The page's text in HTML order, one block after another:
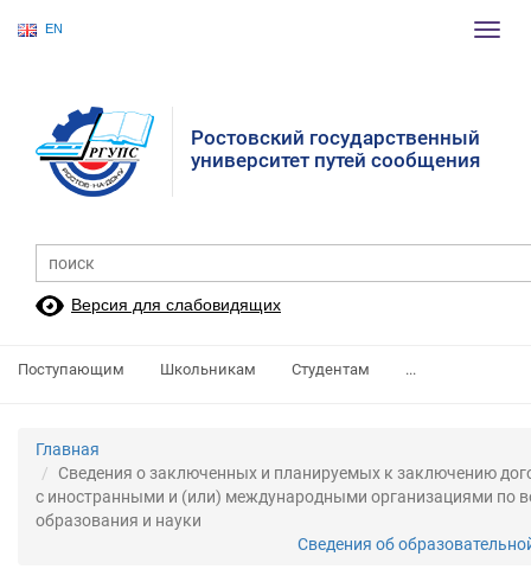
EN
Ростовский государственный
университет путей сообщения
Версия для слабовидящих
Поступающим Школьникам Студентам ...
Главная
Сведения о заключенных и планируемых к заключению
с иностранными и (или) международными организациями по
образования и науки
Сведения об